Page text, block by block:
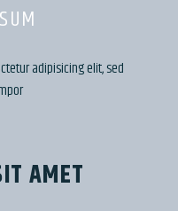
adipisicing elit, sed
AMET